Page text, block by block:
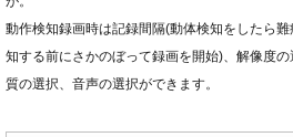
動作検知録画時は記録間隔(動体検知をしたら
知する前にさかのぼって録画を開始)、解像度
質の選択、音声の選択ができます。